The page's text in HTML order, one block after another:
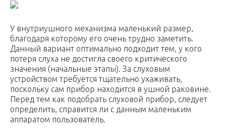
У внутриушного механизма маленький размер,
благодаря которому его очень трудно заметить.
Данный вариант оптимально подходит тем, у кого
потеря слуха не достигла своего критического
значения (начальные этапы). За слуховым
устройством требуется тщательно ухаживать,
поскольку сам прибор находится в ушной раковине.
Перед тем как подобрать слуховой прибор, следует
определить, справится ли с данным маленьким
аппаратом пользователь.